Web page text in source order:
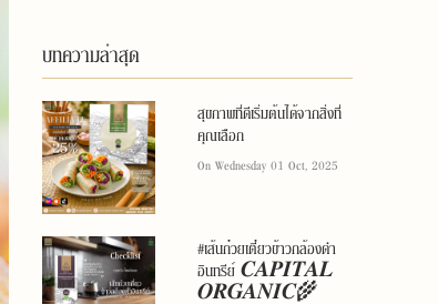
บทความล่าสุด
สุขภาพที่ดีเริ่มต้นได้จากสิ่งที่
คุณเลือก
On Wednesday 01 Oct, 2025
#เส้นก๋วยเตี๋ยวข้าวกล้องดำ
อินทรีย์ 𝑪𝑨𝑷𝑰𝑻𝑨𝑳
𝑶𝑹𝑮𝑨𝑵𝑰𝑪🌾